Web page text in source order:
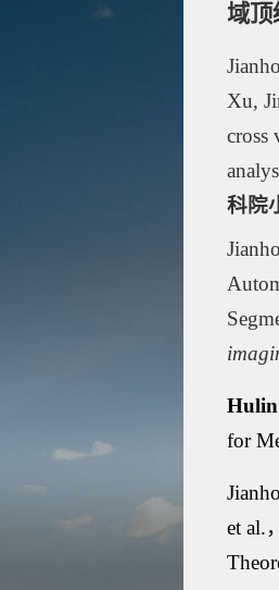
域顶
Xu,
cross
科院
for
et al.